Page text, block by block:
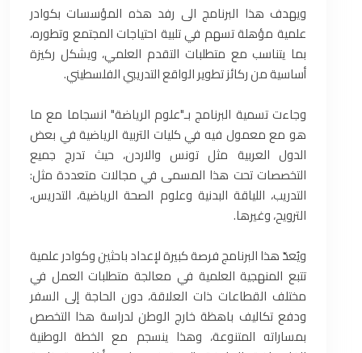
ويهدف هذا البرنامج الى رفد هذه المؤسسات بكوادر
علمية مؤهلة تسهم في تلبية احتياجات المجتمع وتطوره،
بما يتناسب مع متطلبات التقدم العلمي، ويشكل ركيزة
أساسية من ركائز تطوير الواقع التدريبي الفلسطيني.
وجاءت تسمية البرنامج بـ"علوم الرياضة" انسجاما مع ما
هو مع معمول فيه في كليات التربية الرياضية في بعض
الدول العربية مثل تونس والاردن، حيث تدرج جميع
التخصصات تحت هذا المسمى في مجالات متعددة مثل:
التدريب، اللياقة البدنية وعلوم الصحة الرياضية، التدريس،
الترويح، وغيرها.
ويُعدّ هذا البرنامج فرصة كبيرة لإعداد باحثين وكوادر علمية
تتبع المنهجية العلمية في معالجة متطلبات العمل في
مختلف القطاعات ذات العلاقة، دون الحاجة إلى السفر
ودفع تكاليف باهظة خارج الوطن لدراسة هذا التخصص
بمساراته المتنوعة، وهذا ينسجم مع الخطة الوطنية